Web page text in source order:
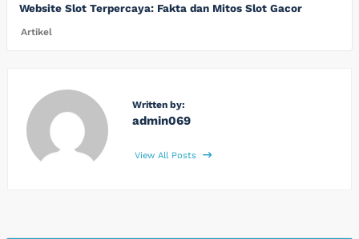
Website Slot Terpercaya: Fakta dan Mitos Slot Gacor
Artikel
Written by:
admin069
View All Posts